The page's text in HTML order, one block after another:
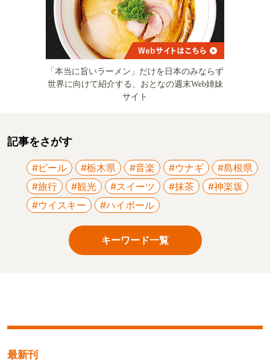
「本当に旨いラーメン」だけを日本のみならず
世界に向けて紹介する、おとなの週末Web姉妹
サイト
記事をさがす
#ビール #栃木県 #音楽 #ウナギ
#島根県
#旅行
#観光 #スイーツ #抹茶
#神楽坂
#ウイスキー
#ハイボール
キーワード一覧
最新刊